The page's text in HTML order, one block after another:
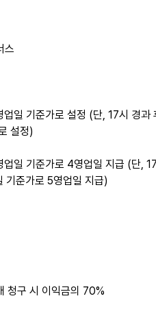
스
업일 기준가로 설정 (단, 17시 경과
설정)
업일 기준가로 4영업일 지급 (단,
기준가로 5영업일 지급)
청구 시 이익금의 70%